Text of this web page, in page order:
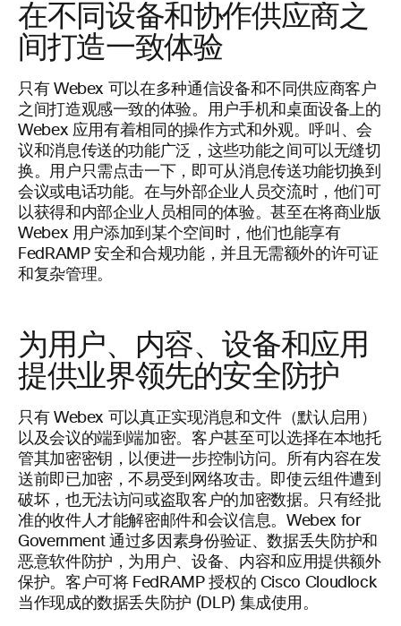
在不同设备和协作供应商之
间打造一致体验
只有 Webex 可以在多种通信设备和不同供应商客户
之间打造观感一致的体验。用户手机和桌面设备上的
Webex 应用有着相同的操作方式和外观。呼叫、会
议和消息传送的功能广泛，这些功能之间可以无缝切
换。用户只需点击一下，即可从消息传送功能切换到
会议或电话功能。在与外部企业人员交流时，他们可
以获得和内部企业人员相同的体验。甚至在将商业版
Webex 用户添加到某个空间时，他们也能享有
FedRAMP 安全和合规功能，并且无需额外的许可证
和复杂管理。
为用户、内容、设备和应用
提供业界领先的安全防护
只有 Webex 可以真正实现消息和文件（默认启用）
以及会议的端到端加密。客户甚至可以选择在本地托
管其加密密钥，以便进一步控制访问。所有内容在发
送前即已加密，不易受到网络攻击。即使云组件遭到
破坏，也无法访问或盗取客户的加密数据。只有经批
准的收件人才能解密邮件和会议信息。Webex for
Government 通过多因素身份验证、数据丢失防护和
恶意软件防护，为用户、设备、内容和应用提供额外
保护。客户可将 FedRAMP 授权的 Cisco Cloudlock
当作现成的数据丢失防护 (DLP) 集成使用。